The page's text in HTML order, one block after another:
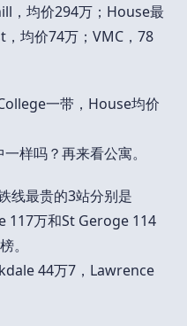
，均价294万；House最
均价74万；VMC，78
一带，House均价
样吗？再来看公寓。
线最贵的3站分别是
117万和St Geroge 114
。
44万7，Lawrence